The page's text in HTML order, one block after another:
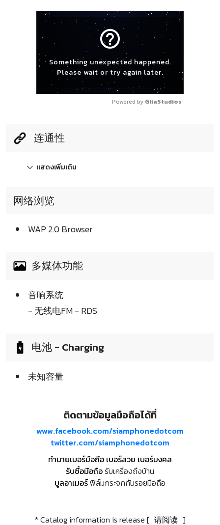
help_outline
Something unexpected happened.
Please wait or try again later.
Powered by GliaStudios
连通性
แสดงเพิ่มเติม
网络浏览
WAP 2.0 Browser
多媒体功能
音响系统
- 无线电FM - RDS
电池 - Charging
未知容量
ติดตามข้อมูลมือถือได้ที่
www.facebook.com/siamphonedotcom
twitter.com/siamphonedotcom
ทำนายเบอร์มือถือ เบอร์สวย เบอร์มงคล
รับซื้อมือถือรับเครื่องถึงบ้าน
บูลอาเมอร์ฟิล์มกระจกกันรอยมือถือ
* Catalog information is release [ 请阅读 ]